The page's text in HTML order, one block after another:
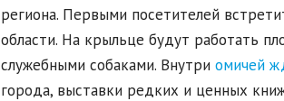
региона. Первыми посетителей
области. На крыльце будут работать
служебными собаками. Внутри омичей
города, выставки редких и ценных